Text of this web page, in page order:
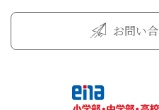
お問い